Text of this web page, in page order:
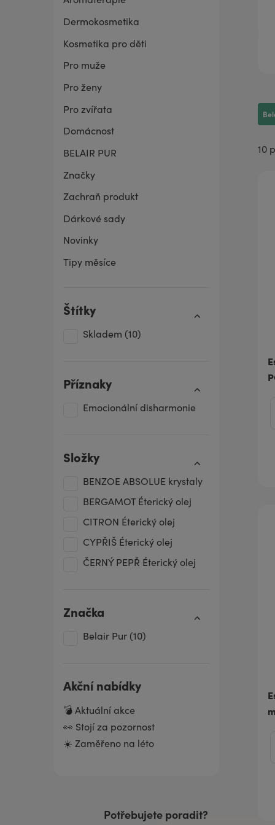
BELAIR PUR Lite
Co mě trápí
Vaginální suchost
Sada pro grilování
10
Dermokosmetika
Kosmetika pro děti
Pro muže
Pro ženy
Pro zvířata
Domácnost
BELAIR PUR
Značky
Zachraň produkt
Dárkové sady
Novinky
Tipy měsíce
Štítky
(10)
Skladem
Příznaky
Emocionální disharmonie
Složky
BENZOE ABSOLUE krystaly
BERGAMOT Éterický olej
CITRON Éterický olej
CYPŘIŠ Éterický olej
ČERNÝ PEPŘ Éterický olej
Líh
LIMETKA Éterický olej
TÚJE Éterický olej
Značka
(10)
Belair Pur
Akční nabídky
💣 Aktuální akce
👀 Stojí za pozornost
☀️ Zaměřeno na léto
Potřebujete poradit?